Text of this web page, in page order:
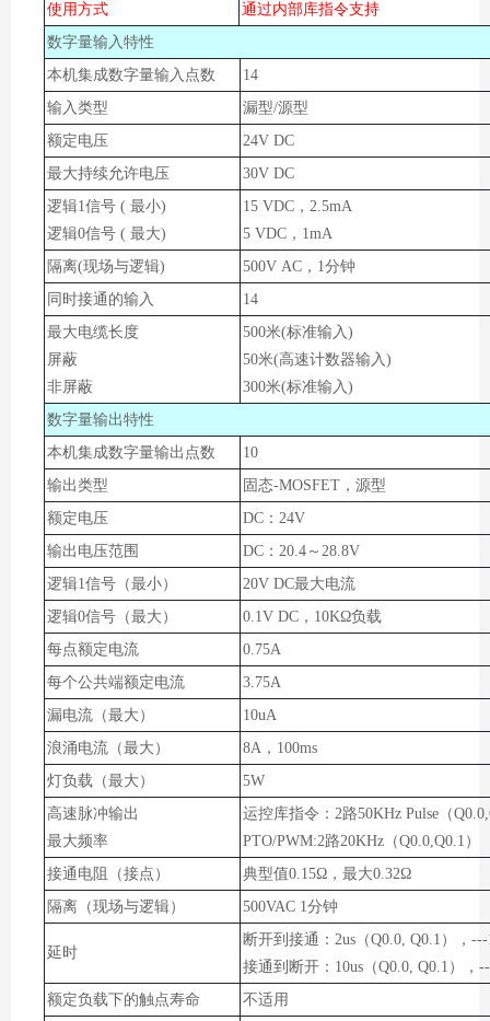
使用方式
通过内部库指令支持
数字量输入特性
本机集成数字量输入点数
14
输入类型
漏型/源型
额定电压
24V DC
最大持续允许电压
30V DC
逻辑1信号 ( 最小)
逻辑0信号 ( 最大)
15 VDC，2.5mA
5 VDC，1mA
隔离(现场与逻辑)
500V AC，1分钟
同时接通的输入
14
最大电缆长度
屏蔽
非屏蔽
500米(标准输入)
50米(高速计数器输入)
300米(标准输入)
数字量输出特性
本机集成数字量输出点数
10
输出类型
固态-MOSFET，源型
额定电压
DC：24V
输出电压范围
DC： 20.4 ～ 28.8V
逻辑1信号（最小）
20V DC最大电流
逻辑0信号（最大） 0.1V DC，10KΩ负载
每点额定电流
0.75A
每个公共端额定电流
3.75A
漏电流（最大）
10uA
浪涌电流（最大）
8A，100ms
灯负载（最大）
5W
高速脉冲输出
最大频率
运控库指令：2路50KHz Pulse（
PTO/PWM:2路20KHz（Q0.0,Q0.1）
接通电阻（接点）
典型值0.15Ω，最大0.32Ω
隔离（现场与逻辑）
500VAC 1分钟
延时
断开到接通：2us（Q0.0, Q0.1），
接通到断开：10us（Q0.0, Q0.1），
额定负载下的触点寿命
不适用